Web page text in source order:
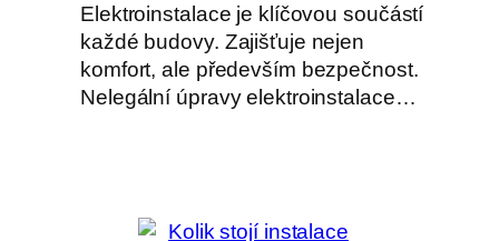
Elektroinstalace je klíčovou součástí
každé budovy. Zajišťuje nejen
komfort, ale především bezpečnost.
Nelegální úpravy elektroinstalace…